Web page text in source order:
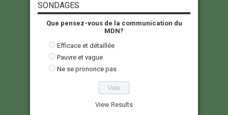
SONDAGES
Que pensez-vous de la communication du
MDN?
Efficace et détaillée
Pauvre et vague
Ne se prononce pas
View Results